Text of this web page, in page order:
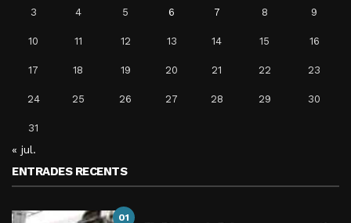
3 4 5 6 7 8 9
10 11 12 13 14 15 16
17 18 19 20 21 22 23
24 25 26 27 28 29 30
31
« jul.
ENTRADES RECENTS
01